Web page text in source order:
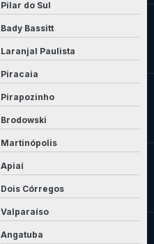
Pilar do Sul
Bady Bassitt
Laranjal Paulista
Piracaia
Pirapozinho
Brodowski
Martinópolis
Apiaí
Dois Córregos
Valparaíso
Angatuba